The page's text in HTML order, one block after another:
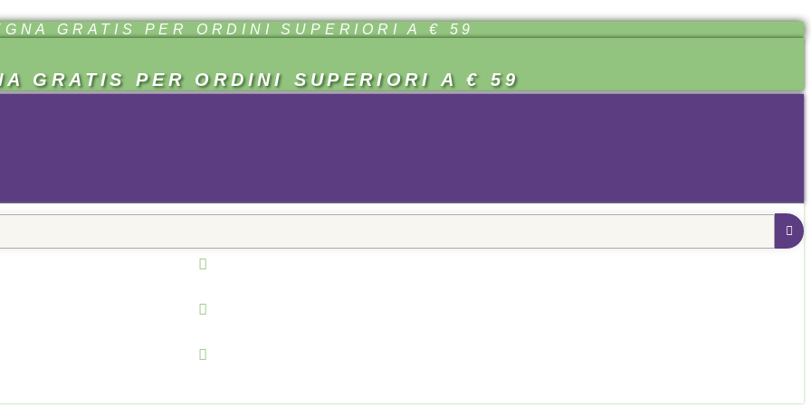
GRATIS PER ORDINI SUPERIORI A € 59
GRATIS PER ORDINI SUPERIORI A € 59